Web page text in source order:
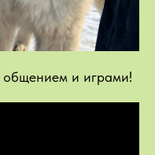
общением и играми!